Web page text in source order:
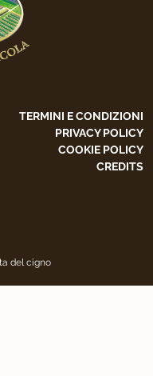
TERMINI E CONDIZIONI
PRIVACY POLICY
COOKIE POLICY
CREDITS
del cigno